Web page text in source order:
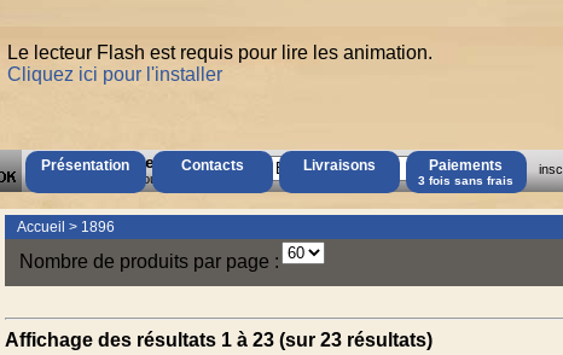
Présentation Contacts Livraisons Paiements
3 fois sans frais
Le lecteur Flash est requis pour lire les animation.
Cliquez ici pour l'installer
AccÃ¨s Client
Mot de passe oubliÃ© ?
Accueil > 1896
Nombre de produits par page :
Affichage des résultats 1 à 23 (sur 23 résultats)